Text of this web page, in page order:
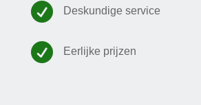
 Deskundige service
 Eerlijke prijzen